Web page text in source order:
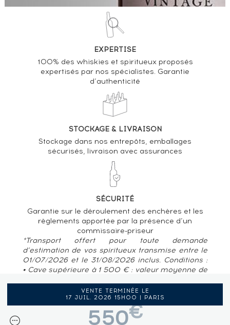
VENTE TERMINÉE LE
17 JUIL. 2026 15H00 | PARIS
550€
EXPERTISE
100% des whiskies et spiritueux proposés
expertisés par nos spécialistes. Garantie
d’authenticité
STOCKAGE & LIVRAISON
Stockage dans nos entrepôts, emballages
sécurisés, livraison avec assurances
SÉCURITÉ
Garantie sur le déroulement des enchères et les
règlements apportée par la présence d’un
commissaire-priseur
*Transport offert pour toute demande
d’estimation de vos spiritueux transmise entre le
01/07/2026 et le 31/08/2026 inclus. Conditions :
• Cave supérieure à 1 500 € : valeur moyenne de
France métropolitaine, Belgique, Luxembourg